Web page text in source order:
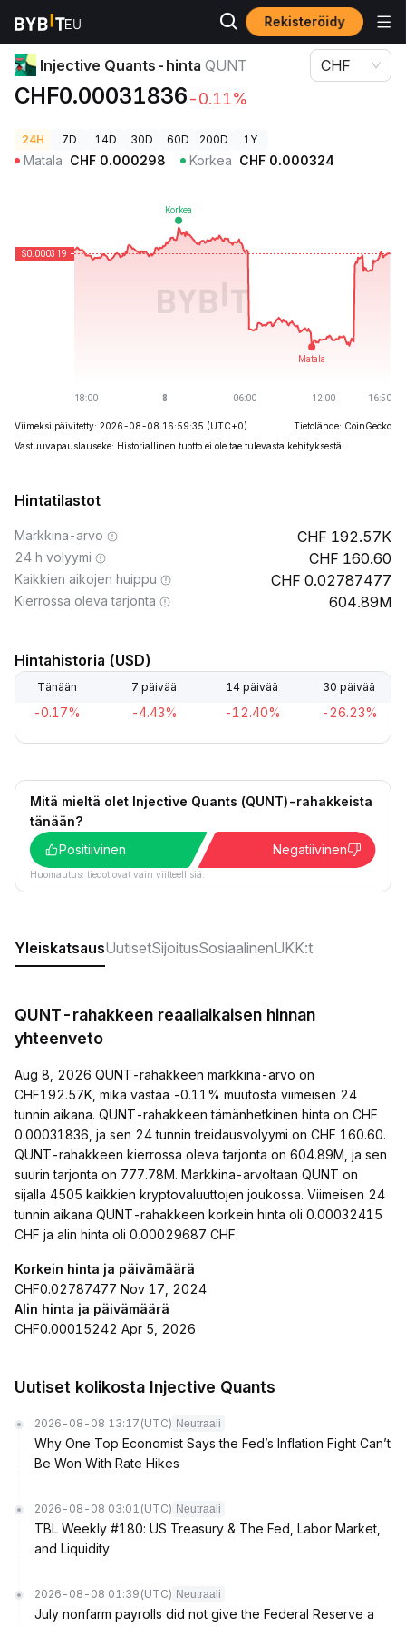
Rekisteröidy
Kryptohinnat Injective Quants-hinta QUNT
Injective Quants-hinta QUNT
CHF0.00031836-0.11%
CHF
24H 7D 14D 30D 60D 200D 1Y
Matala CHF 0.000298 Korkea CHF 0.000324
Viimeksi päivitetty: 2026-08-08 16:59:35 (UTC+0)
Tietolähde: CoinGecko
Vastuuvapauslauseke: Historiallinen tuotto ei ole tae tulevasta kehityksestä.
Hintatilastot
Markkina-arvo 192.57K
24 h volyymi 160.60
Kaikkien aikojen huippu 0.02787477
Kierrossa oleva tarjonta 604.89M
Hintahistoria (USD)
Tänään 7 päivää 14 päivää 30 päivää
-0.17% -4.43% -12.40% -26.23%
Mitä mieltä olet Injective Quants (QUNT)-rahakkeista
tänään?
Positiivinen
Negatiivinen
Huomautus: tiedot ovat vain viitteellisiä.
YleiskatsausUutisetSijoitusSosiaalinenUKK:t
QUNT-rahakkeen reaaliaikaisen hinnan
yhteenveto
Aug 8, 2026 QUNT-rahakkeen markkina-arvo on
CHF192.57K, mikä vastaa -0.11% muutosta viimeisen 24
tunnin aikana. QUNT-rahakkeen tämänhetkinen hinta on CHF
0.00031836, ja sen 24 tunnin treidausvolyymi on CHF 160.60.
QUNT-rahakkeen kierrossa oleva tarjonta on 604.89M, ja sen
suurin tarjonta on 777.78M. Markkina-arvoltaan QUNT on
sijalla 4505 kaikkien kryptovaluuttojen joukossa. Viimeisen 24
tunnin aikana QUNT-rahakkeen korkein hinta oli 0.00032415
CHF ja alin hinta oli 0.00029687 CHF.
Korkein hinta ja päivämäärä
CHF0.02787477 Nov 17, 2024
Alin hinta ja päivämäärä
CHF0.00015242 Apr 5, 2026
Uutiset kolikosta Injective Quants
2026-08-08 13:17 (UTC) Neutraali
Why One Top Economist Says the Fed’s Inflation Fight Can’t
Be Won With Rate Hikes
2026-08-08 03:01 (UTC) Neutraali
TBL Weekly #180: US Treasury & The Fed, Labor Market,
and Liquidity
2026-08-08 01:39 (UTC) Neutraali
July nonfarm payrolls did not give the Federal Reserve a